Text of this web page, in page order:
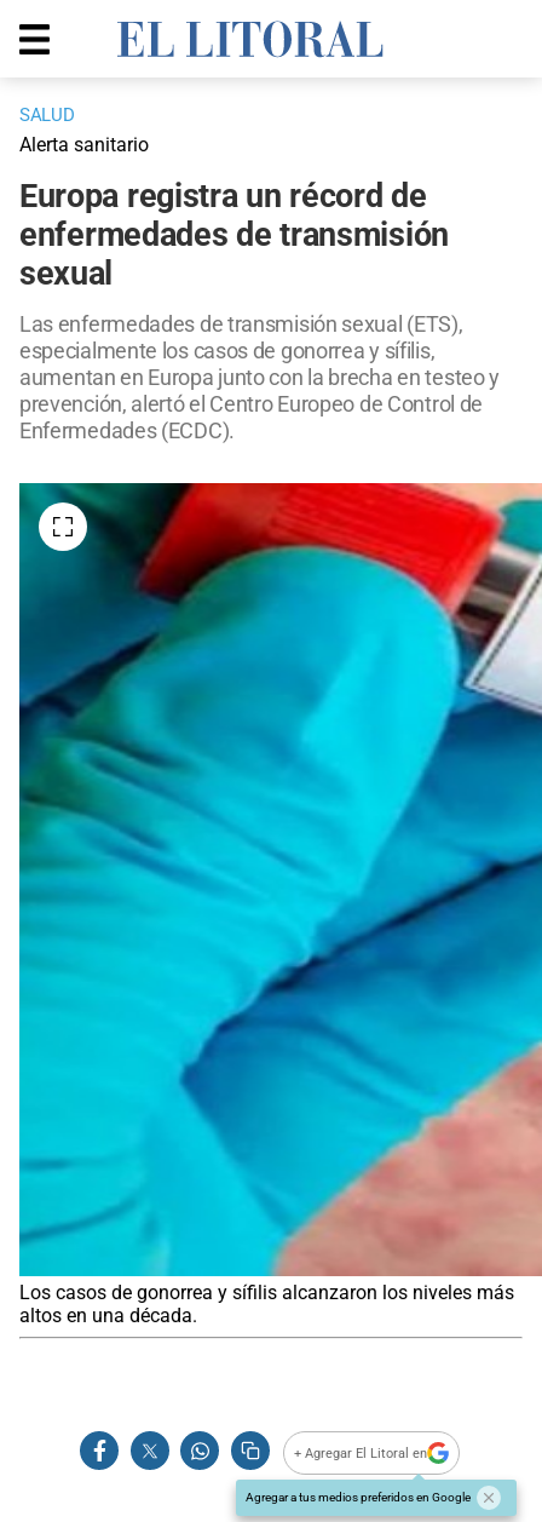
SALUD
Alerta sanitario
Europa registra un récord de
enfermedades de transmisión
sexual
Las enfermedades de transmisión sexual (ETS),
especialmente los casos de gonorrea y sífilis,
aumentan en Europa junto con la brecha en testeo y
prevención, alertó el Centro Europeo de Control de
Enfermedades (ECDC).
Los casos de gonorrea y sífilis alcanzaron los niveles más
altos en una década.
+ Agregar El Litoral en
Agregar a tus medios preferidos en Google